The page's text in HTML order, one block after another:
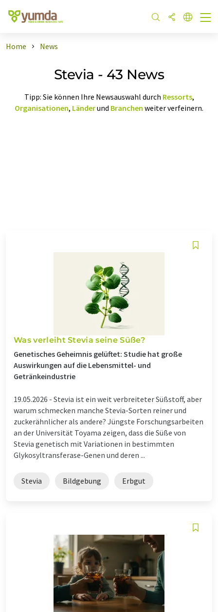
Home News
Stevia - 43 News
Tipp: Sie können Ihre Newsauswahl durch Ressorts,
Organisationen, Länderund Branchen weiter verfeinern.
Was verleiht Stevia seine Süße?
Genetisches Geheimnis gelüftet: Studie hat große
Auswirkungen auf die Lebensmittel- und
Getränkeindustrie
19.05.2026 - Stevia ist ein weit verbreiteter Süßstoff, aber
warum schmecken manche Stevia-Sorten reiner und
zuckerähnlicher als andere? Jüngste Forschungsarbeiten
an der Universität Toyama zeigen, dass die Süße von
Stevia genetisch mit Variationen in bestimmten
Glykosyltransferase-Genen und deren ...
Stevia Bildgebung Erbgut